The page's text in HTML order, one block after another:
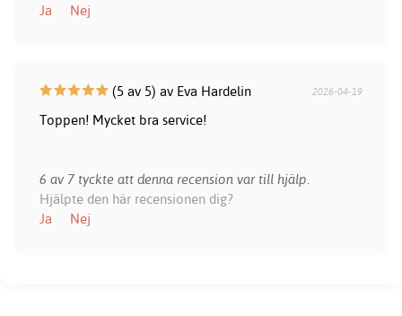
Ja
Nej
(5 av 5) av Eva Hardelin 2026-04-19
Toppen! Mycket bra service!
6 av 7 tyckte att denna recension var till hjälp.
Hjälpte den här recensionen dig?
Ja
Nej